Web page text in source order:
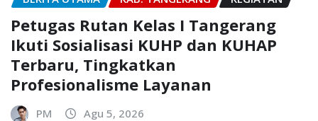
Petugas Rutan Kelas I Tangerang
Ikuti Sosialisasi KUHP dan KUHAP
Terbaru, Tingkatkan
Profesionalisme Layanan
PM Agu 5, 2026